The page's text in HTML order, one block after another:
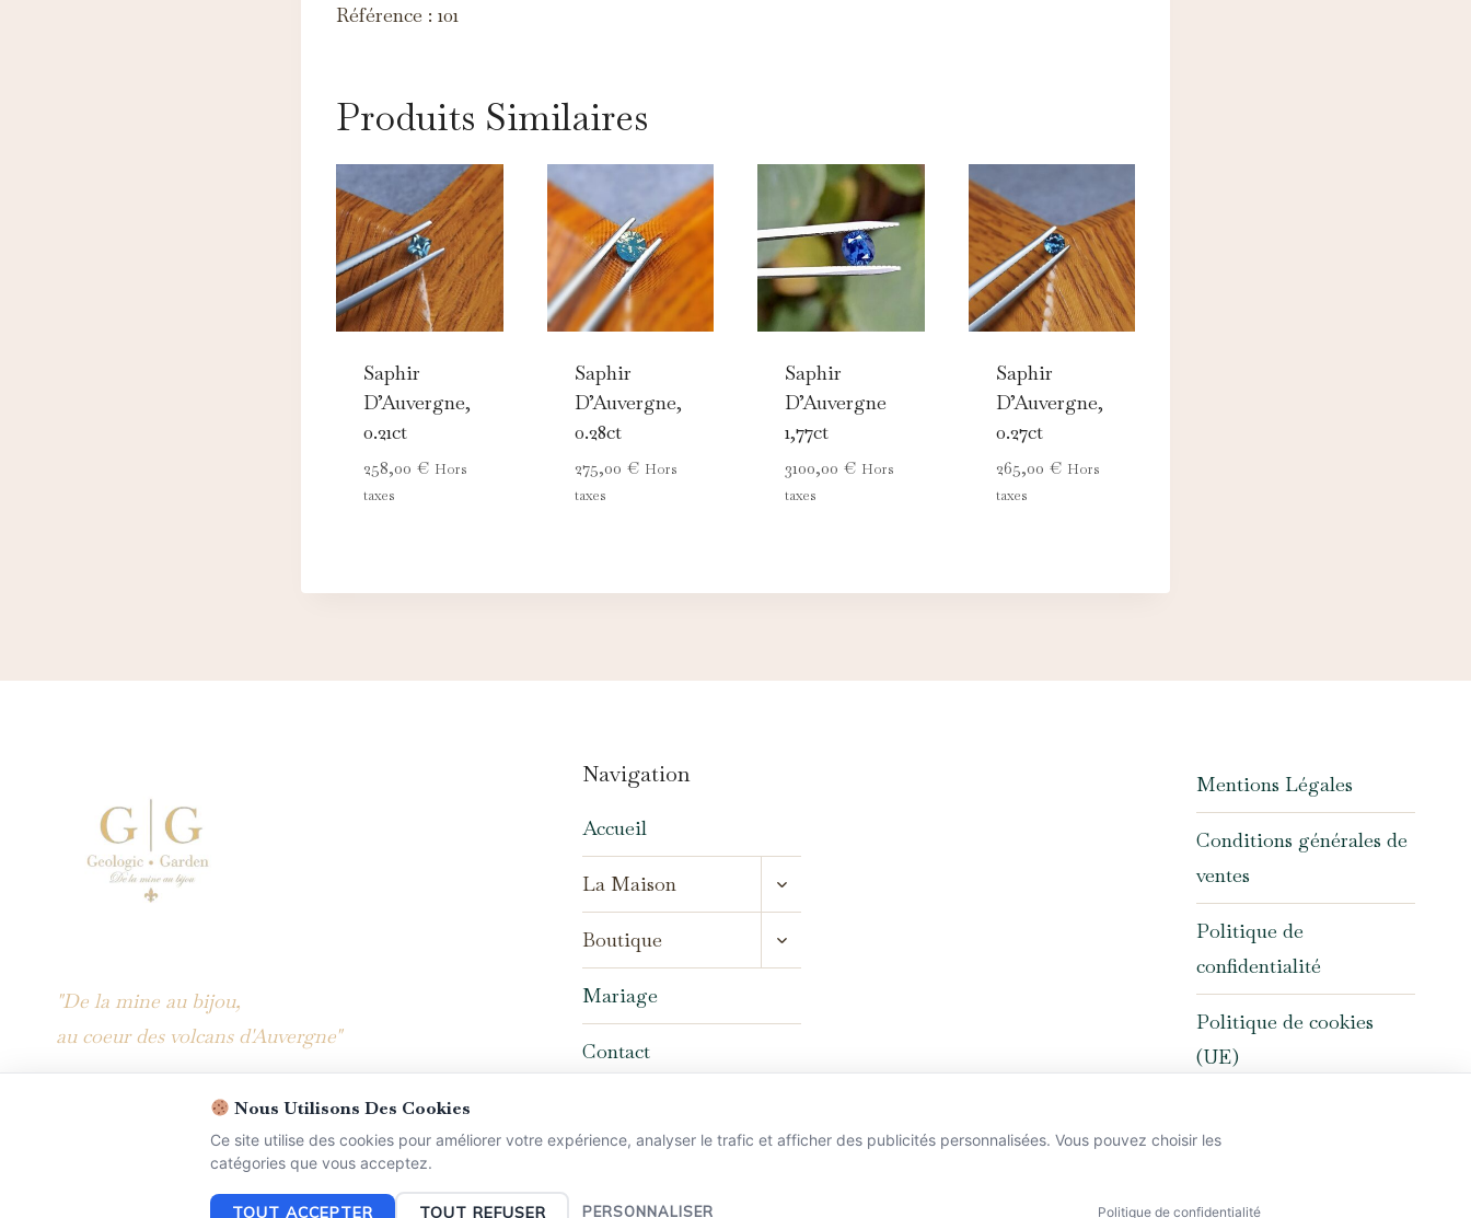
Référence : 101
Produits Similaires
Saphir
D’Auvergne,
0.21ct
258,00 € Hors
taxes
Saphir
D’Auvergne,
0.28ct
275,00 € Hors
taxes
Saphir
D’Auvergne
1,77ct
3100,00 € Hors
taxes
Saphir
D’Auvergne,
0.27ct
265,00 € Hors
taxes
"De la mine au bijou,
au coeur des volcans d'Auvergne"
Navigation
Accueil
La Maison
MENU
ENFANT
Boutique
MENU
Mariage
Contact
Mentions Légales
Conditions générales de
ventes
Politique de
confidentialité
Politique de cookies
(UE)
© 2026 Geologic Garden
Nous Utilisons Des Cookies
Ce site utilise des cookies pour améliorer votre expérience, analyser le trafic et afficher des publicités personnalisées. Vous pouvez choisir les
catégories que vous acceptez.
TOUT ACCEPTER TOUT REFUSER PERSONNALISER Politique de confidentialité